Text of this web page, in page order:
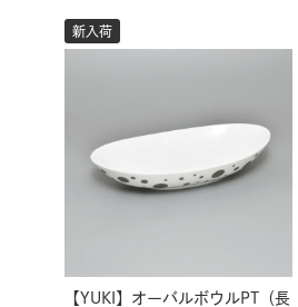
新入荷
【YUKI】オーバルボウルPT（長